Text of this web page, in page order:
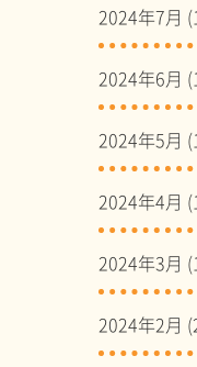
2024年7月
2024年6月
2024年5月
2024年4月
2024年3月
2024年2月